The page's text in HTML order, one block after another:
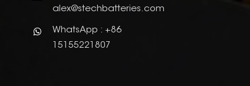
alex@stechbatteries.com
WhatsApp : +86
15155221807